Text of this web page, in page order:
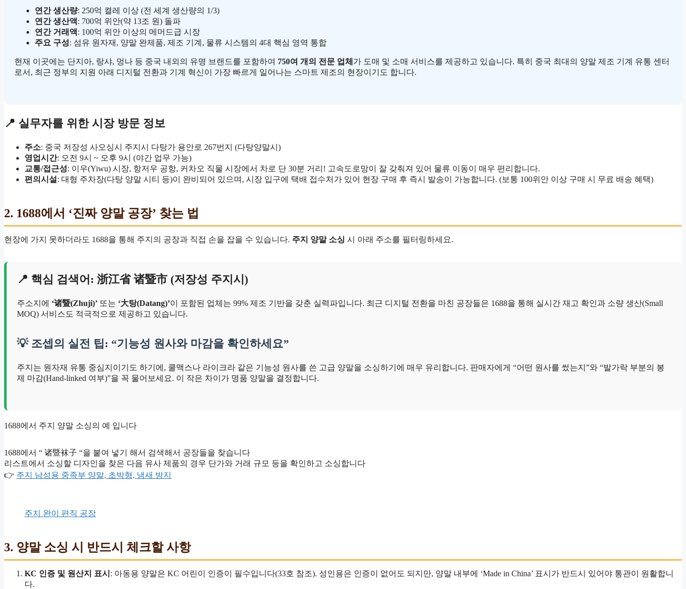
연간 생산량: 250억 켤레 이상 (전 세계 생산량의 1/3)
연간 생산액: 700억 위안(약 13조 원) 돌파
연간 거래액: 100억 위안 이상의 메머드급 시장
주요 구성: 섬유 원자재, 양말 완제품, 제조 기계, 물류 시스템의 4대 핵심 영역 통합
현재 이곳에는 단지아, 랑샤, 멍나 등 중국 내외의 유명 브랜드를 포함하여 750여 개의 전문 업체 가 도매 및 소매 서비스를 제공하고 있습니다. 특히 중국 최대의 양말 제조 기계 유통 센터
로서, 최근 정부의 지원 아래 디지털 전환과 기계 혁신이 가장 빠르게 일어나는 스마트 제조의 현장이기도 합니다.
📍 실무자를 위한 시장 방문 정보
주소: 중국 저장성 사오싱시 주지시 다탕가 용안로 267번지 (다탕양말시)
영업시간: 오전 9시 ~ 오후 9시 (야간 업무 가능)
교통/접근성: 이우(Yiwu) 시장, 항저우 공항, 커차오 직물 시장에서 차로 단 30분 거리! 고속도로망이 잘 갖춰져 있어 물류 이동이 매우 편리합니다.
편의시설 : 대형 주차장(다탕 양말 시티 등)이 완비되어 있으며, 시장 입구에 택배 접수처가 있어 현장 구매 후 즉시 발송이 가능합니다. (보통 100위안 이상 구매 시 무료 배송 혜택)
2. 1688에서 ‘진짜 양말 공장’ 찾는 법
현장에 가지 못하더라도 1688을 통해 주지의 공장과 직접 손을 잡을 수 있습니다. 주지 양말 소싱 시 아래 주소를 필터링하세요.
📍 핵심 검색어: 浙江省 诸暨市 (저장성 주지시)
주소지에 ‘诸暨(Zhuji)’ 또는 ‘大탕(Datang)’이 포함된 업체는 99% 제조 기반을 갖춘 실력파입니다. 최근 디지털 전환을 마친 공장들은 1688을 통해 실시간 재고 확인과 소량 생산(Small
MOQ) 서비스도 적극적으로 제공하고 있습니다.
💡 조셉의 실전 팁: “기능성 원사와 마감을 확인하세요”
주지는 원자재 유통 중심지이기도 하기에, 쿨맥스나 라이크라 같은 기능성 원사를 쓴 고급 양말을 소싱하기에 매우 유리합니다. 판매자에게 “어떤 원사를 썼는지”와 “발가락 부분의 봉
제 마감(Hand-linked 여부)”을 꼭 물어보세요. 이 작은 차이가 명품 양말을 결정합니다.
1688에서 주지 양말 소싱의 예 입니다
1688에서 “ 诸暨袜子 “을 붙여 넣기 해서 검색해서 공장들을 찾습니다
리스트에서 소싱할 디자인을 찾은 다음 유사 제품의 경우 단가와 거래 규모 등을 확인하고 소싱합니다
👉 주지 남성용 중족부 양말, 초박형, 냄새 방지
주지 완이 편직 공장
3. 양말 소싱 시 반드시 체크할 사항
KC 인증 및 원산지 표시 : 아동용 양말은 KC 어린이 인증이 필수입니다(33호 참조). 성인용은 인증이 없어도 되지만, 양말 내부에 ‘Made in China’ 표시가 반드시 있어야 통관이 원활합니
다.